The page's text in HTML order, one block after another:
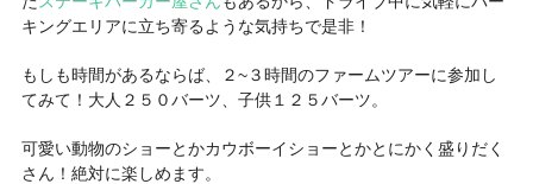
キングエリアに立ち寄るような気持ちで是非！
もしも時間があるならば、２~３時間のファームツアーに参加し
てみて！大人２５０バーツ、子供１２５バーツ。
可愛い動物のショーとかカウボーイショーとかとにかく盛りだく
さん！絶対に楽しめます。